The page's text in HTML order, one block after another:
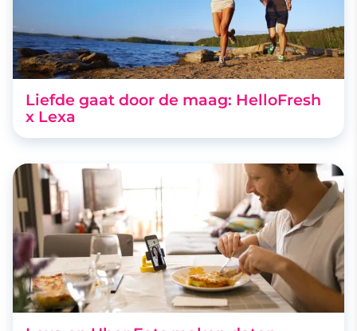
Liefde gaat door de maag: HelloFresh
x Lexa